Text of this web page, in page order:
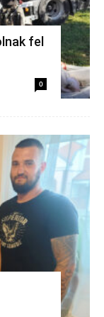
fel
0